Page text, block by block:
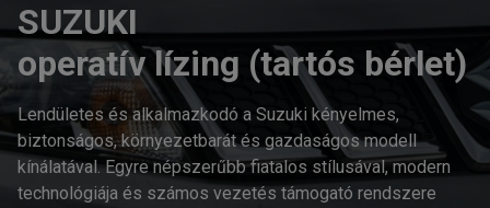
SUZUKI
operatív lízing (tartós bérlet)
Lendületes és alkalmazkodó a Suzuki kényelmes,
biztonságos, környezetbarát és gazdaságos modell
kínálatával. Egyre népszerűbb fiatalos stílusával, modern
technológiája és számos vezetés támogató rendszere